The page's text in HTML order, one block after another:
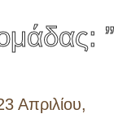
”
Απριλίου,